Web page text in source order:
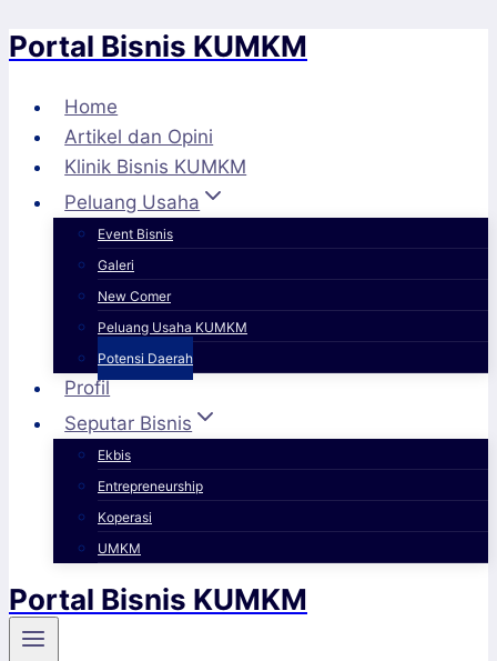
Skip
content
Portal Bisnis KUMKM
Home
Artikel dan Opini
Klinik Bisnis KUMKM
Peluang Usaha
Event Bisnis
Galeri
New Comer
Peluang Usaha KUMKM
Potensi Daerah
Profil
Seputar Bisnis
Ekbis
Entrepreneurship
Koperasi
UMKM
Portal Bisnis KUMKM